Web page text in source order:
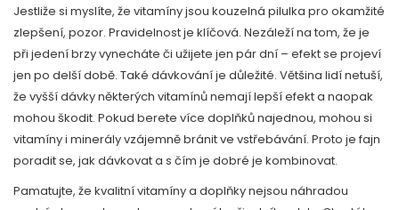
Jestliže si myslíte, že vitamíny jsou kouzelná pilulka pro okamžité
zlepšení, pozor. Pravidelnost je klíčová. Nezáleží na tom, že je
při jedení brzy vynecháte či užijete jen pár dní – efekt se projeví
jen po delší době. Také dávkování je důležité. Většina lidí netuší,
že vyšší dávky některých vitamínů nemají lepší efekt a naopak
mohou škodit. Pokud berete více doplňků najednou, mohou si
vitamíny i minerály vzájemně bránit ve vstřebávání. Proto je fajn
poradit se, jak dávkovat a s čím je dobré je kombinovat.
Pamatujte, že kvalitní vitamíny a doplňky nejsou náhradou